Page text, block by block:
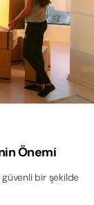
Önemi
güvenli bir şekilde